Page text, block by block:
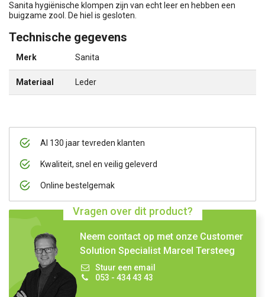
Al 130 jaar tevreden klanten
Kwaliteit, snel en veilig geleverd
Online bestelgemak
Vragen over dit product?
Neem contact op met onze Customer
Solution Specialist Marcel Tersteeg
Stuur een email
053 - 434 43 43
Sanita hygiënische klompen zijn van echt leer en hebben een
buigzame zool. De hiel is gesloten.
Technische gegevens
Merk Sanita
Materiaal Leder